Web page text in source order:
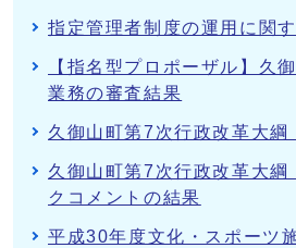
指定管理者制度の運用に関
【指名型プロポーザル】久
業務の審査結果
久御山町第7次行政改革大綱
久御山町第7次行政改革大綱
クコメントの結果
平成30年度文化・スポーツ